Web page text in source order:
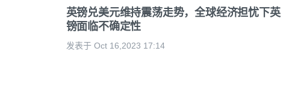
英镑兑美元维持震荡走势，全球经济担忧下英
镑面临不确定性
发表于 Oct 16,2023 17:14